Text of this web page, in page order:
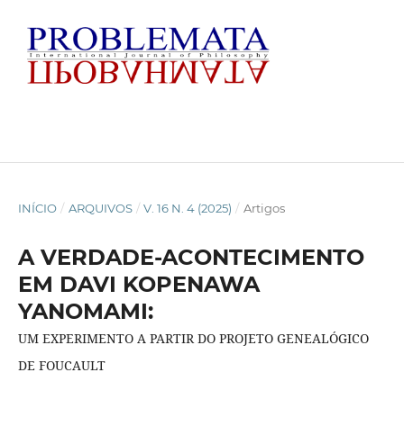
INÍCIO / ARQUIVOS / V. 16 N. 4 (2025) / Artigos
A VERDADE-ACONTECIMENTO
EM DAVI KOPENAWA
YANOMAMI:
UM EXPERIMENTO A PARTIR DO PROJETO GENEALÓGICO
DE FOUCAULT